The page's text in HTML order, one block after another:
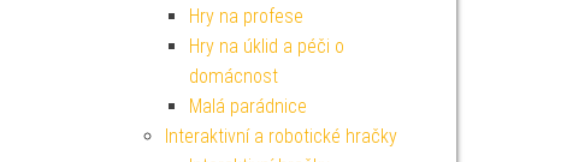
Hry na profese
Hry na úklid a péči o
domácnost
Malá parádnice
Interaktivní a robotické hračky